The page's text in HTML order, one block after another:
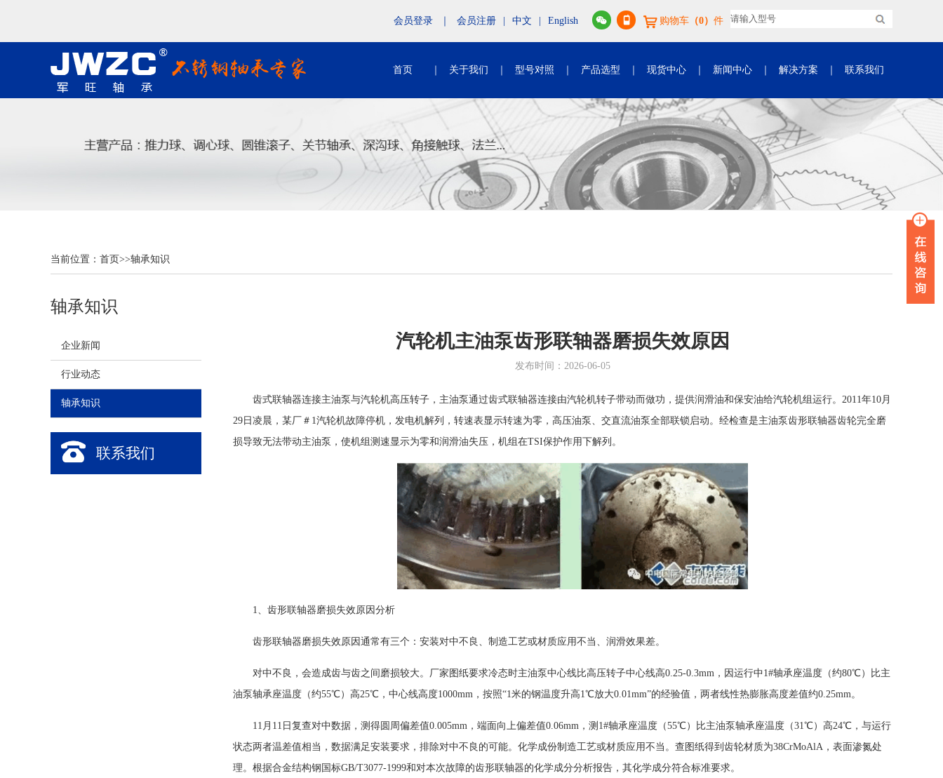
购物车 （0） 件
会员登录 会员注册 中文 English
首页 关于我们 型号对照 产品选型 现货中心 新闻中心 解决方案 联系我们
当前位置： 首页>>轴承知识
轴承知识
企业新闻
行业动态
轴承知识
联系我们
汽轮机主油泵齿形联轴器磨损失效原因
发布时间：2026-06-05
齿式联轴器连接主油泵与汽轮机高压转子，主油泵通过齿式联轴器连接由汽轮机转子带动而做功，提供润滑油和保安油给汽轮机组运行。2011年10月
29日凌晨，某厂＃1汽轮机故障停机，发电机解列，转速表显示转速为零，高压油泵、交直流油泵全部联锁启动。经检查是主油泵齿形联轴器齿轮完全磨
损导致无法带动主油泵，使机组测速显示为零和润滑油失压，机组在TSI保护作用下解列。
1、齿形联轴器磨损失效原因分析
齿形联轴器磨损失效原因通常有三个：安装对中不良、制造工艺或材质应用不当、润滑效果差。
对中不良，会造成齿与齿之间磨损较大。厂家图纸要求冷态时主油泵中心线比高压转子中心线高0.25-0.3mm，因运行中1#轴承座温度（约80℃）比主
油泵轴承座温度（约55℃）高25℃，中心线高度1000mm，按照“1米的钢温度升高1℃放大0.01mm”的经验值，两者线性热膨胀高度差值约0.25mm。
11月11日复查对中数据，测得圆周偏差值0.005mm，端面向上偏差值0.06mm，测1#轴承座温度（55℃）比主油泵轴承座温度（31℃）高24℃，与运行
状态两者温差值相当，数据满足安装要求，排除对中不良的可能。化学成份制造工艺或材质应用不当。查图纸得到齿轮材质为38CrMoAlA，表面渗氮处
理。根据合金结构钢国标GB/T3077-1999和对本次故障的齿形联轴器的化学成分分析报告，其化学成分符合标准要求。